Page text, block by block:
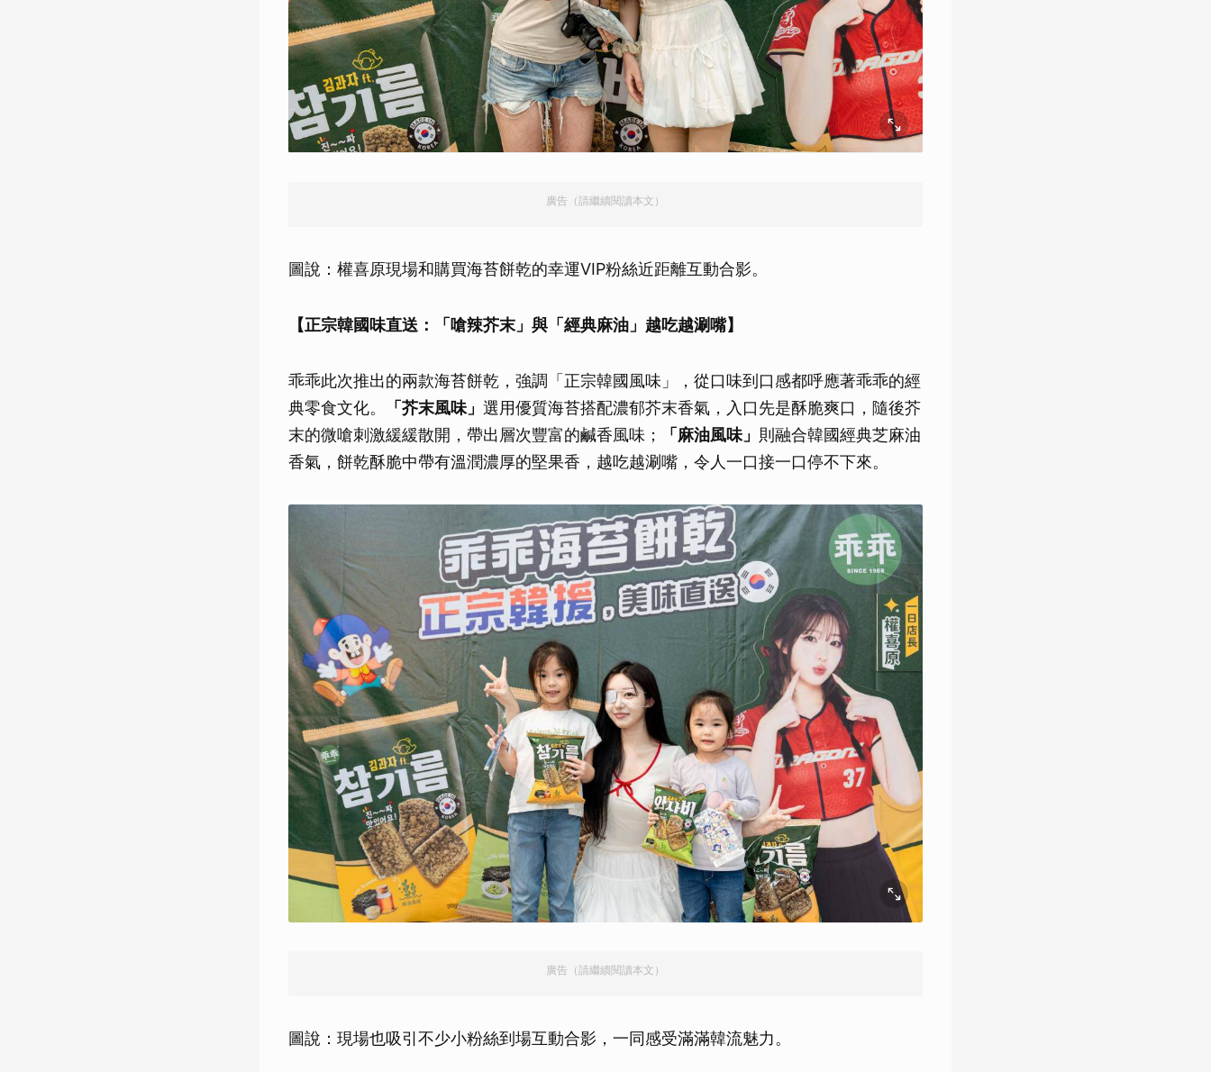
廣告（請繼續閱讀本文）
圖說：權喜原現場和購買海苔餅乾的幸運VIP粉絲近距離互動合影。
【正宗韓國味直送：「嗆辣芥末」與「經典麻油」越吃越涮嘴】
乖乖此次推出的兩款海苔餅乾，強調「正宗韓國風味」，從口味到口感都呼應著乖乖的經
典零食文化。
「芥末風味」 選用優質海苔搭配濃郁芥末香氣，入口先是酥脆爽口，隨後芥
末的微嗆刺激緩緩散開，帶出層次豐富的鹹香風味；
「麻油風味」 則融合韓國經典芝麻油
香氣，餅乾酥脆中帶有溫潤濃厚的堅果香，越吃越涮嘴，令人一口接一口停不下來。
廣告（請繼續閱讀本文）
圖說：現場也吸引不少小粉絲到場互動合影，一同感受滿滿韓流魅力。